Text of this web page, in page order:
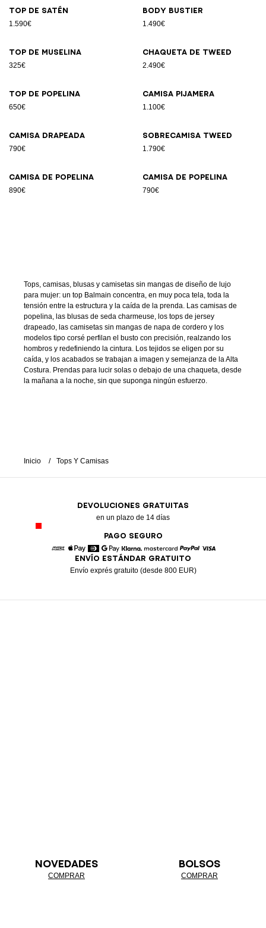
Top de satén
1.590€
Body bustier
1.490€
Top de muselina
325€
Chaqueta de tweed
2.490€
Top de popelina
650€
Camisa pijamera
1.100€
Camisa drapeada
790€
Sobrecamisa tweed
1.790€
Camisa de popelina
890€
Camisa de popelina
790€
Tops, camisas, blusas y camisetas sin mangas de diseño de lujo
para mujer: un top Balmain concentra, en muy poca tela, toda la
tensión entre la estructura y la caída de la prenda. Las camisas de
popelina, las blusas de seda charmeuse, los tops de jersey
drapeado, las camisetas sin mangas de napa de cordero y los
modelos tipo corsé perfilan el busto con precisión, realzando los
hombros y redefiniendo la cintura. Los tejidos se eligen por su
caída, y los acabados se trabajan a imagen y semejanza de la Alta
Costura. Prendas para lucir solas o debajo de una chaqueta, desde
la mañana a la noche, sin que suponga ningún esfuerzo.
Inicio Tops Y Camisas
DEVOLUCIONES GRATUITAS
en un plazo de 14 días
PAGO SEGURO
American Express
Apple Pay
DinersGoogle Pay
Klarna MastercardPaypal
ENVÍO ESTÁNDAR GRATUITO
Envío exprés gratuito (desde 800 EUR)
NOVEDADES
COMPRAR
BOLSOS
COMPRAR